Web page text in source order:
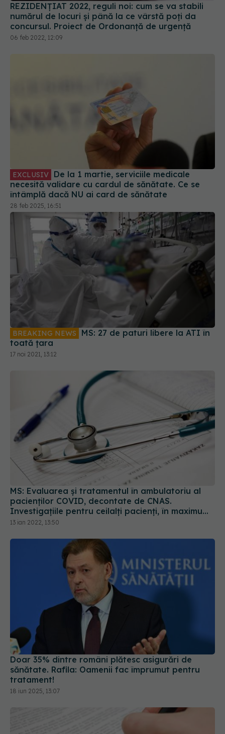
REZIDENȚIAT 2022, reguli noi: cum se va stabili
numărul de locuri și până la ce vârstă poți da
concursul. Proiect de Ordonanță de urgență
06 feb 2022, 12:09
EXCLUSIV
necesită validare cu cardul de sănătate. Ce se
întâmplă dacă NU ai card de sănătate
28 feb 2025, 16:51
BREAKING NEWS
toată țara
17 noi 2021, 13:12
MS: Evaluarea și tratamentul în ambulatoriu al
pacienților COVID, decontate de CNAS.
Investigațiile pentru ceilalți pacienți, în maximum
5 zile
13 ian 2022, 13:50
Doar 35% dintre români plătesc asigurări de
sănătate. Rafila: Oamenii fac împrumut pentru
tratament!
18 iun 2025, 13:07